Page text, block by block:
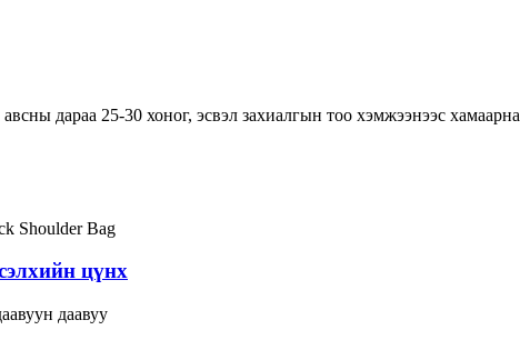
дараа 25-30 хоног, эсвэл захиалгын тоо хэмжээнээс хамаарна
цүнх
даавуу